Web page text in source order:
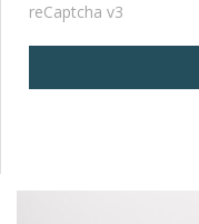
reCaptcha v3